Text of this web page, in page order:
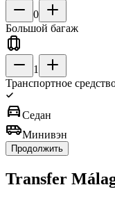
0
Большой багаж
1
Транспортное
directions_carСедан
airport_shuttleМинивэн
Продолжить
Transfer